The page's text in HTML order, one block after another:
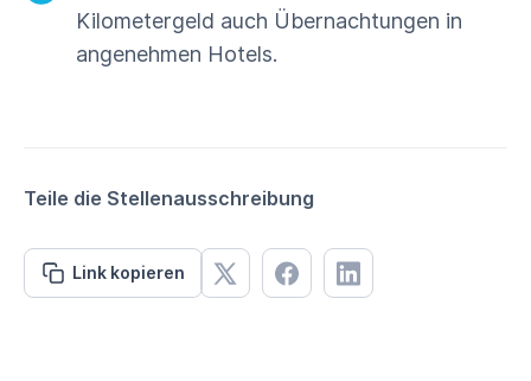
Kilometergeld auch Übernachtungen in
angenehmen Hotels.
Teile die Stellenausschreibung
Link kopieren